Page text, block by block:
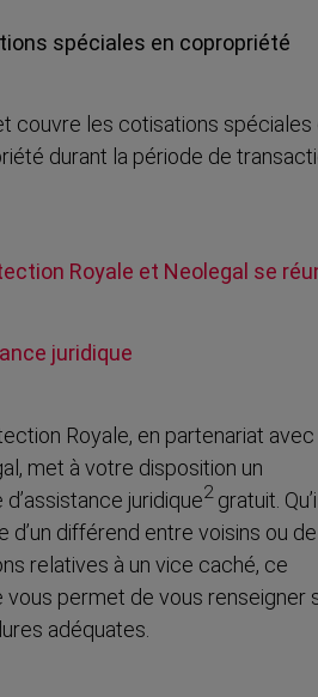
spéciales en copropriété
couvre les cotisations
durant la période de
Royale et Neolegal se
juridique
Royale, en partenariat avec
met à votre disposition un
juridique2gratuit. Qu’il
d’un différend entre voisins ou de
relatives à un vice caché, ce
vous permet de vous renseigner
adéquates.